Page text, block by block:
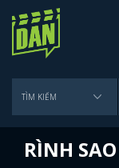
RÌNH SAO